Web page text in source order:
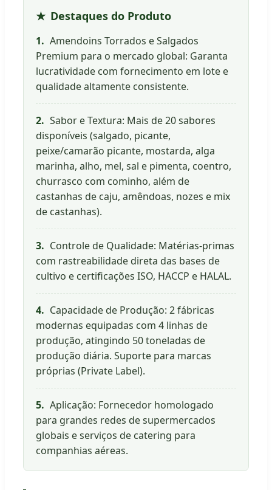
Destaques do Produto
1. Amendoins Torrados e Salgados
Premium para o mercado global: Garanta
lucratividade com fornecimento em lote e
qualidade altamente consistente.
2. Sabor e Textura: Mais de 20 sabores
disponíveis (salgado, picante,
peixe/camarão picante, mostarda, alga
marinha, alho, mel, sal e pimenta, coentro,
churrasco com cominho, além de
castanhas de caju, amêndoas, nozes e mix
de castanhas).
3. Controle de Qualidade: Matérias-primas
com rastreabilidade direta das bases de
cultivo e certificações ISO, HACCP e HALAL.
4. Capacidade de Produção: 2 fábricas
modernas equipadas com 4 linhas de
produção, atingindo 50 toneladas de
produção diária. Suporte para marcas
próprias (Private Label).
5. Aplicação: Fornecedor homologado
para grandes redes de supermercados
globais e serviços de catering para
companhias aéreas.